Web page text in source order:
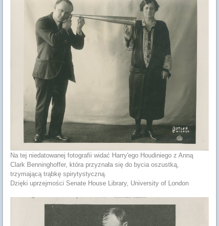
Na tej niedatowanej fotografii widać Harry'ego Houdiniego z Anną
Clark Benninghoffer, która przyznała się do bycia oszustką,
trzymającą trąbkę spirytystyczną.
Dzięki uprzejmości Senate House Library, University of London